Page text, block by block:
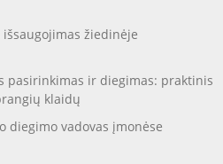
žiedinėje
pasirinkimas ir diegimas: praktinis
klaidų
diegimo vadovas įmonėse